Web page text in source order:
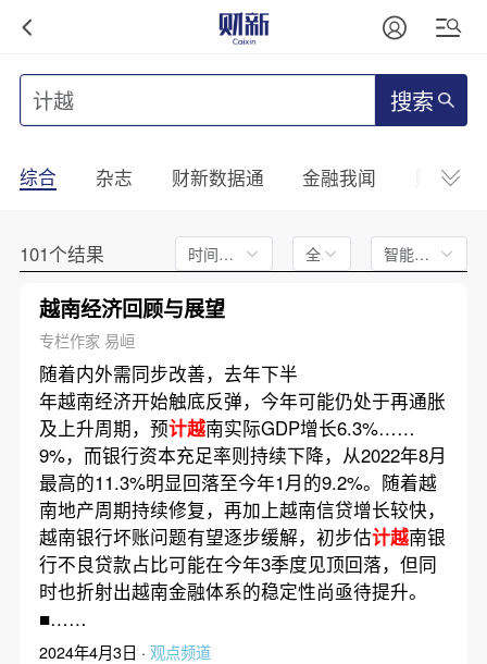
搜索
综合 杂志 财新数据通 金融我闻 财新
101个结果 时间不限 全文 智能排序
越南经济回顾与展望
专栏作家 易峘
随着内外需同步改善，去年下半
年越南经济开始触底反弹，今年可能仍处于再通胀
及上升周期，预计越南实际GDP增长6.3%……
9%，而银行资本充足率则持续下降，从2022年8月
最高的11.3%明显回落至今年1月的9.2%。随着越
南地产周期持续修复，再加上越南信贷增长较快，
越南银行坏账问题有望逐步缓解，初步估计越南银
行不良贷款占比可能在今年3季度见顶回落，但同
时也折射出越南金融体系的稳定性尚亟待提升。
■……
2024年4月3日 · 观点频道